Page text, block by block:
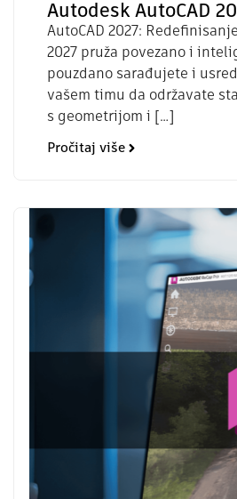
Autodesk AutoCAD
AutoCAD 2027:
2027 pruža povezano i
pouzdano sarađujete i
vašem timu da održavate
s geometrijom i […]
Pročitaj više